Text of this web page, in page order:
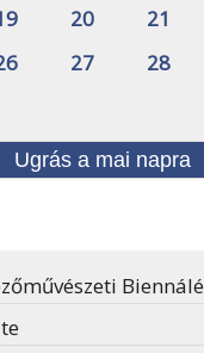
20 21
27 28
Ugrás a mai napra
Biennálé